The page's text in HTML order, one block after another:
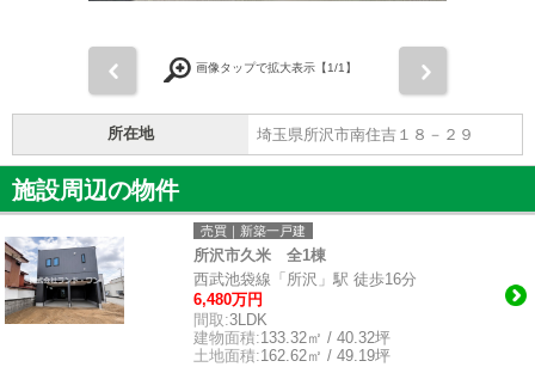
画像タップで拡大表示【1/1】
所在地 埼玉県所沢市南住吉１８－２９
施設周辺の物件
売買｜新築一戸建
所沢市久米 全1棟
西武池袋線「所沢」駅 徒歩16分
6,480万円
間取:3LDK
建物面積:133.32㎡ / 40.32坪
土地面積:162.62㎡ / 49.19坪